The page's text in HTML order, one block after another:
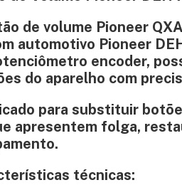
de volume Pioneer
automotivo Pioneer
encoder,
do aparelho com
para substituir
apresentem folga,
técnicas: